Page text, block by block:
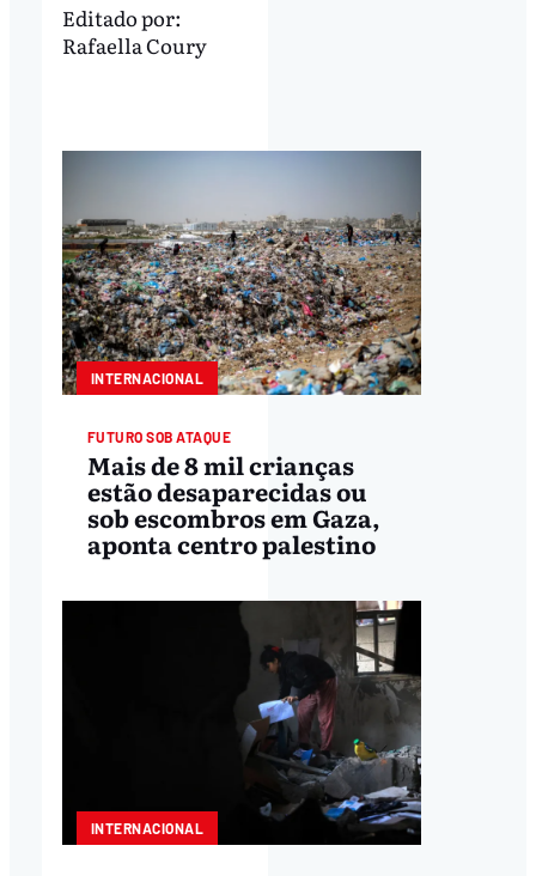
Editado por:
Rafaella Coury
INTERNACIONAL
FUTURO SOB ATAQUE
Mais de 8 mil crianças
estão desaparecidas ou
sob escombros em Gaza,
aponta centro palestino
INTERNACIONAL